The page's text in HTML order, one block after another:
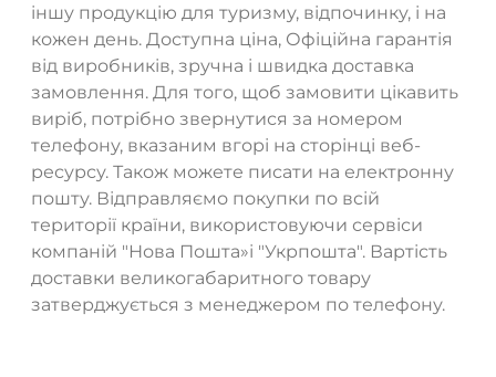
іншу продукцію для туризму, відпочинку, і на
кожен день. Доступна ціна, Офіційна гарантія
від виробників, зручна і швидка доставка
замовлення. Для того, щоб замовити цікавить
виріб, потрібно звернутися за номером
телефону, вказаним вгорі на сторінці веб-
ресурсу. Також можете писати на електронну
пошту. Відправляємо покупки по всій
території країни, використовуючи сервіси
компаній "Нова Пошта»і "Укрпошта". Вартість
доставки великогабаритного товару
затверджується з менеджером по телефону.